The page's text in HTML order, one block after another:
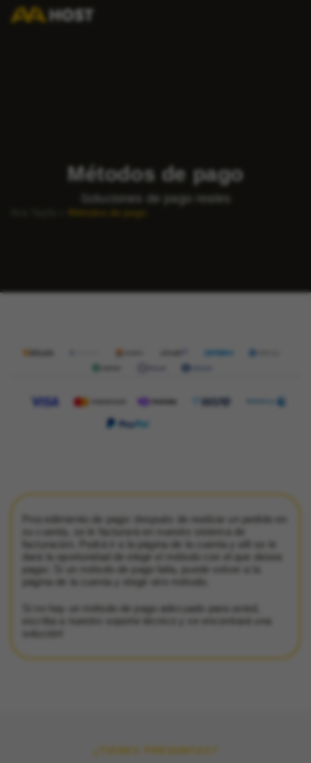
Métodos de pago
Soluciones de pago reales
Procedimiento de pago
: después de realizar un pedido en
su cuenta, se le facturará en nuestro
facturación
. Podrá ir a la página de la cuenta y allí se le
dará la oportunidad de elegir el método con el que desea
pagar. Si un método de pago falla, puede volver a la
página de la cuenta y elegir otro método.
Si no hay un método de pago adecuado para usted,
escriba a nuestro soporte técnico y se encontrará una